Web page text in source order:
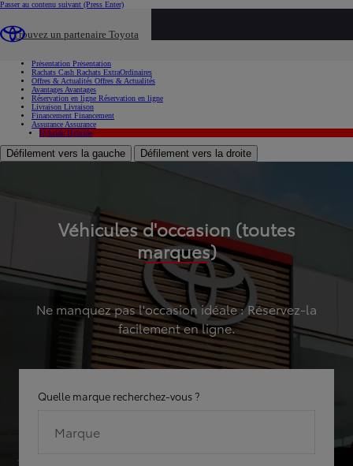
Passer au contenu suivant (Press Enter)
Trouvez un partenaire Toyota
Présentation Présentation
Rachats Cash Rachats ExtraOrdinaires
Offres & Actualités Offres & Actualités
Avantages Avantages
Réservation en ligne Réservation en ligne
Livraison Livraison
Financement Financement
Assurance Assurance
Hybride Hybride
Défilement vers la gauche Défilement vers la droite
Véhicules d'occasion (toutes
marques)
Ne manquez pas l'occasion idéale : Réservez-la
facilement en ligne.
Quelle marque recherchez-vous ?
Marque